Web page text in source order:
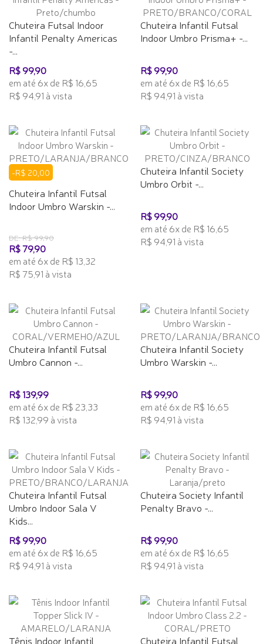
Chuteira Futsal Indoor
Infantil Penalty Americas
-...
R$ 99,90
em até 6x de R$ 16,65
R$ 94,91 à vista
Chuteira Infantil Futsal
Indoor Umbro Prisma+ -...
R$ 99,90
em até 6x de R$ 16,65
R$ 94,91 à vista
-R$ 20,00
Chuteira Infantil Futsal
Indoor Umbro Warskin -...
DE: R$ 99,90
R$ 79,90
em até 6x de R$ 13,32
R$ 75,91 à vista
Chuteira Infantil Society
Umbro Orbit -...
R$ 99,90
em até 6x de R$ 16,65
R$ 94,91 à vista
Chuteira Infantil Futsal
Umbro Cannon -...
R$ 139,99
em até 6x de R$ 23,33
R$ 132,99 à vista
Chuteira Infantil Society
Umbro Warskin -...
R$ 99,90
em até 6x de R$ 16,65
R$ 94,91 à vista
Chuteira Infantil Futsal
Umbro Indoor Sala V
Kids...
R$ 99,90
em até 6x de R$ 16,65
R$ 94,91 à vista
Chuteira Society Infantil
Penalty Bravo -...
R$ 99,90
em até 6x de R$ 16,65
R$ 94,91 à vista
Tênis Indoor Infantil
Chuteira Infantil Futsal